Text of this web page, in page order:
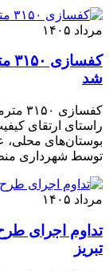
مرداد ۱۴۰۵
شد
راستای ارتقای
بوستان‌های محلی،
توسط شهرداری منطقه ۷ تبریز
مرداد ۱۴۰۵
تداوم اجرای
تبریز